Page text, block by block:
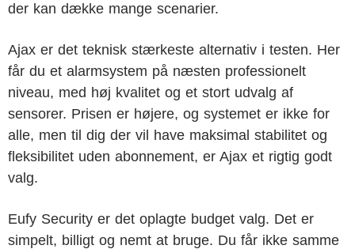
der kan dække mange scenarier.
Ajax er det teknisk stærkeste alternativ i testen. Her
får du et alarmsystem på næsten professionelt
niveau, med høj kvalitet og et stort udvalg af
sensorer. Prisen er højere, og systemet er ikke for
alle, men til dig der vil have maksimal stabilitet og
fleksibilitet uden abonnement, er Ajax et rigtig godt
valg.
Eufy Security er det oplagte budget valg. Det er
simpelt, billigt og nemt at bruge. Du får ikke samme